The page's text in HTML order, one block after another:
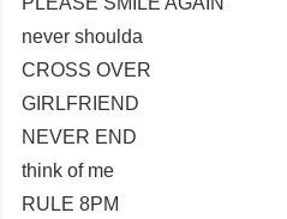
never shoulda
CROSS OVER
GIRLFRIEND
NEVER END
think of me
RULE 8PM